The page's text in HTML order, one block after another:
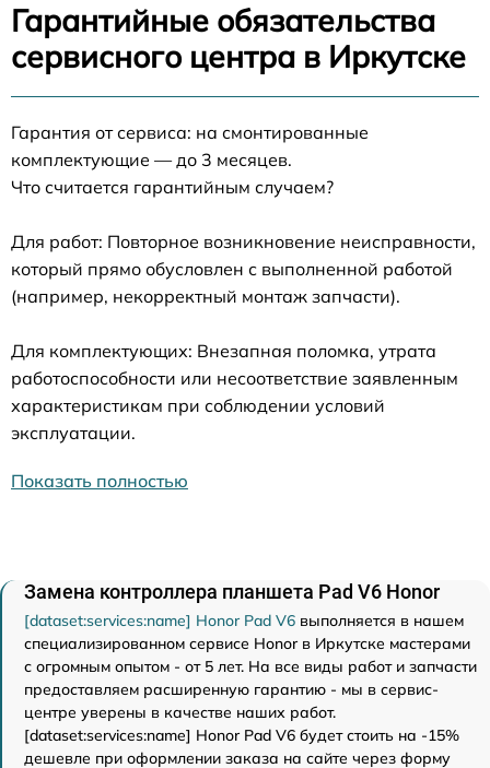
Гарантийные обязательства
сервисного центра в Иркутске
Гарантия от сервиса: на смонтированные
комплектующие — до 3 месяцев.
Что считается гарантийным случаем?
Для работ: Повторное возникновение неисправности,
который прямо обусловлен с выполненной работой
(например, некорректный монтаж запчасти).
Для комплектующих: Внезапная поломка, утрата
работоспособности или несоответствие заявленным
характеристикам при соблюдении условий
эксплуатации.
Показать полностью
Замена контроллера планшета Pad V6 Honor
[dataset:services:name] Honor Pad V6 выполняется в нашем
специализированном сервисе Honor в Иркутске мастерами
с огромным опытом - от 5 лет. На все виды работ и запчасти
предоставляем расширенную гарантию - мы в сервис-
центре уверены в качестве наших работ.
[dataset:services:name] Honor Pad V6 будет стоить на -15%
дешевле при оформлении заказа на сайте через форму